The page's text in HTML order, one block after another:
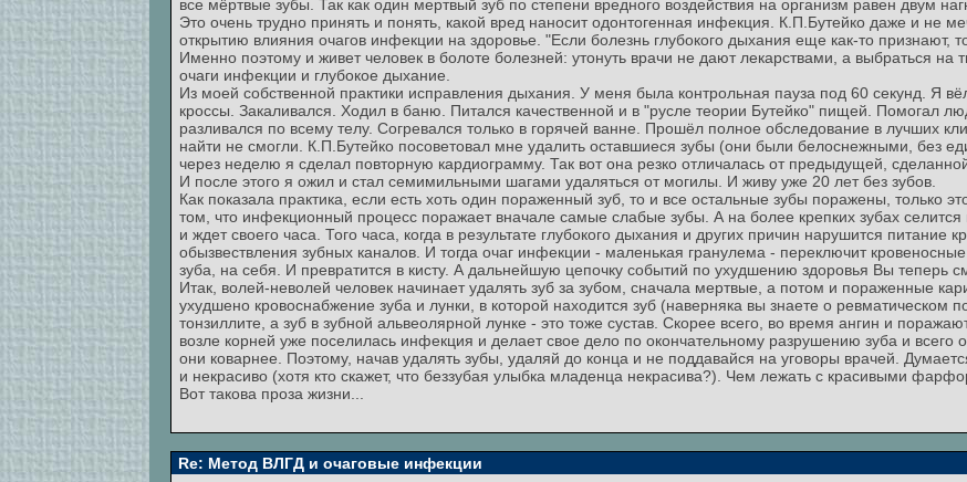
все мёртвые зубы. Так как один мертвый зуб по степени вредного воздействия на организм равен двум
Это очень трудно принять и понять, какой вред наносит одонтогенная инфекция. К.П.Бутейко даже и не
открытию влияния очагов инфекции на здоровье. "Если болезнь глубокого дыхания еще как-то признают,
Именно поэтому и живет человек в болоте болезней: утонуть врачи не дают лекарствами, а выбраться
очаги инфекции и глубокое дыхание.
Из моей собственной практики исправления дыхания. У меня была контрольная пауза под 60 секунд. Я
кроссы. Закаливался. Ходил в баню. Питался качественной и в "русле теории Бутейко" пищей.
разливался по всему телу. Согревался только в горячей ванне. Прошёл полное обследование в лучших
найти не смогли. К.П.Бутейко посоветовал мне удалить оставшиеся зубы (они были белоснежными, без
через неделю я сделал повторную кардиограмму. Так вот она резко отличалась от предыдущей,
И после этого я ожил и стал семимильными шагами удаляться от могилы. И живу уже 20 лет без зубов.
Как показала практика, если есть хоть один пораженный зуб, то и все остальные зубы поражены, только
том, что инфекционный процесс поражает вначале самые слабые зубы. А на более крепких зубах
и ждет своего часа. Того часа, когда в результате глубокого дыхания и других причин нарушится питание
обызвествления зубных каналов. И тогда очаг инфекции - маленькая гранулема - переключит
зуба, на себя. И превратится в кисту. А дальнейшую цепочку событий по ухудшению здоровья Вы теперь
Итак, волей-неволей человек начинает удалять зуб за зубом, сначала мертвые, а потом и пораженные
ухудшено кровоснабжение зуба и лунки, в которой находится зуб (наверняка вы знаете о ревматическом
тонзиллите, а зуб в зубной альвеолярной лунке - это тоже сустав. Скорее всего, во время ангин и
возле корней уже поселилась инфекция и делает свое дело по окончательному разрушению зуба и всего
они коварнее. Поэтому, начав удалять зубы, удаляй до конца и не поддавайся на уговоры врачей.
и некрасиво (хотя кто скажет, что беззубая улыбка младенца некрасива?). Чем лежать с красивыми
Вот такова проза жизни...
Re: Метод ВЛГД и очаговые инфекции